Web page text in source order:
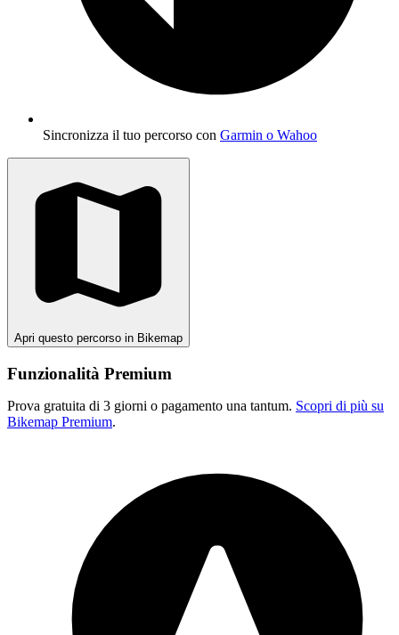
Sincronizza il tuo percorso con Garmin o Wahoo
Apri questo percorso in Bikemap
Funzionalità Premium
Prova gratuita di 3 giorni o pagamento una tantum. Scopri di più su
Bikemap Premium.